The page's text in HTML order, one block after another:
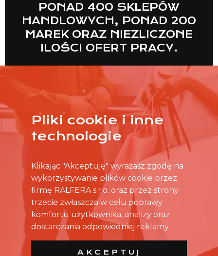
PONAD 400 SKLEPÓW
HANDLOWYCH, PONAD 200
MAREK ORAZ NIEZLICZONE
ILOŚCI OFERT PRACY.
WIĘCEJ
Pliki cookie i inne
technologie
Klikając "Akceptuję" wyrażasz zgodę na
wykorzystywanie plików cookie przez
firmę RALFERA s.r.o. oraz przez strony
trzecie zwłaszcza w celu poprawy
komfortu użytkownika, analizy oraz
dostarczania odpowiedniej reklamy.
AKCEPTUJ